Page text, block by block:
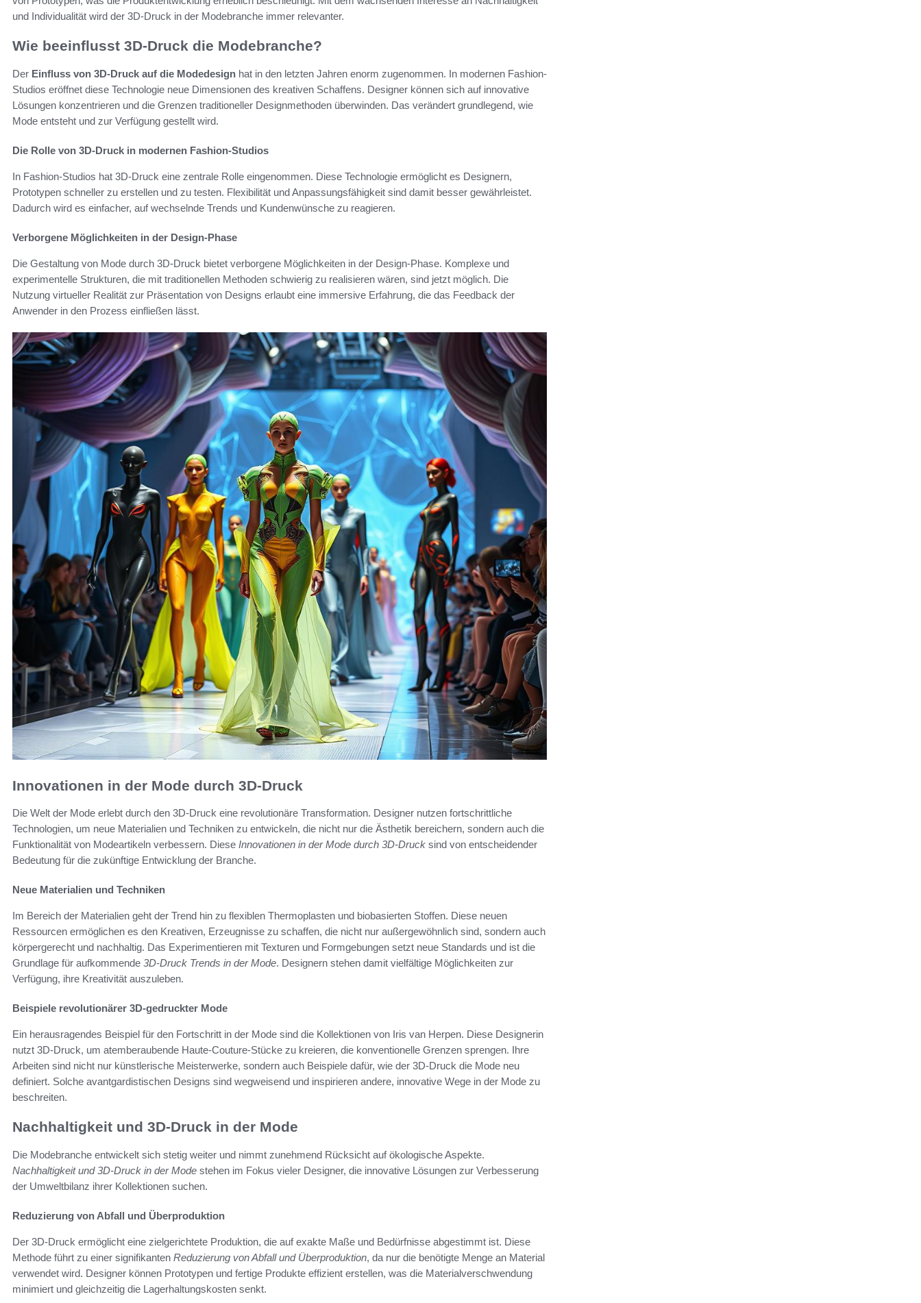
und Individualität wird der 3D-Druck in der Modebranche immer relevanter.
Wie beeinflusst 3D-Druck die Modebranche?
Der Einfluss von 3D-Druck auf die Modedesign hat in den letzten Jahren enorm zugenommen. In modernen Fashion-
Studios eröffnet diese Technologie neue Dimensionen des kreativen Schaffens. Designer können sich auf innovative
Lösungen konzentrieren und die Grenzen traditioneller Designmethoden überwinden. Das verändert grundlegend, wie
Mode entsteht und zur Verfügung gestellt wird.
Die Rolle von 3D-Druck in modernen Fashion-Studios
In Fashion-Studios hat 3D-Druck eine zentrale Rolle eingenommen. Diese Technologie ermöglicht es Designern,
Prototypen schneller zu erstellen und zu testen. Flexibilität und Anpassungsfähigkeit sind damit besser gewährleistet.
Dadurch wird es einfacher, auf wechselnde Trends und Kundenwünsche zu reagieren.
Verborgene Möglichkeiten in der Design-Phase
Die Gestaltung von Mode durch 3D-Druck bietet verborgene Möglichkeiten in der Design-Phase. Komplexe und
experimentelle Strukturen, die mit traditionellen Methoden schwierig zu realisieren wären, sind jetzt möglich. Die
Nutzung virtueller Realität zur Präsentation von Designs erlaubt eine immersive Erfahrung, die das Feedback der
Anwender in den Prozess einfließen lässt.
Innovationen in der Mode durch 3D-Druck
Die Welt der Mode erlebt durch den 3D-Druck eine revolutionäre Transformation. Designer nutzen fortschrittliche
Technologien, um neue Materialien und Techniken zu entwickeln, die nicht nur die Ästhetik bereichern, sondern auch die
Funktionalität von Modeartikeln verbessern. Diese Innovationen in der Mode durch 3D-Druck sind von entscheidender
Bedeutung für die zukünftige Entwicklung der Branche.
Neue Materialien und Techniken
Im Bereich der Materialien geht der Trend hin zu flexiblen Thermoplasten und biobasierten Stoffen. Diese neuen
Ressourcen ermöglichen es den Kreativen, Erzeugnisse zu schaffen, die nicht nur außergewöhnlich sind, sondern auch
körpergerecht und nachhaltig. Das Experimentieren mit Texturen und Formgebungen setzt neue Standards und ist die
Grundlage für aufkommende 3D-Druck Trends in der Mode. Designern stehen damit vielfältige Möglichkeiten zur
Verfügung, ihre Kreativität auszuleben.
Beispiele revolutionärer 3D-gedruckter Mode
Ein herausragendes Beispiel für den Fortschritt in der Mode sind die Kollektionen von Iris van Herpen. Diese Designerin
nutzt 3D-Druck, um atemberaubende Haute-Couture-Stücke zu kreieren, die konventionelle Grenzen sprengen. Ihre
Arbeiten sind nicht nur künstlerische Meisterwerke, sondern auch Beispiele dafür, wie der 3D-Druck die Mode neu
definiert. Solche avantgardistischen Designs sind wegweisend und inspirieren andere, innovative Wege in der Mode zu
beschreiten.
Nachhaltigkeit und 3D-Druck in der Mode
Die Modebranche entwickelt sich stetig weiter und nimmt zunehmend Rücksicht auf ökologische Aspekte.
Nachhaltigkeit und 3D-Druck in der Mode stehen im Fokus vieler Designer, die innovative Lösungen zur Verbesserung
der Umweltbilanz ihrer Kollektionen suchen.
Reduzierung von Abfall und Überproduktion
Der 3D-Druck ermöglicht eine zielgerichtete Produktion, die auf exakte Maße und Bedürfnisse abgestimmt ist. Diese
Methode führt zu einer signifikanten Reduzierung von Abfall und Überproduktion, da nur die benötigte Menge an Material
verwendet wird. Designer können Prototypen und fertige Produkte effizient erstellen, was die Materialverschwendung
minimiert und gleichzeitig die Lagerhaltungskosten senkt.